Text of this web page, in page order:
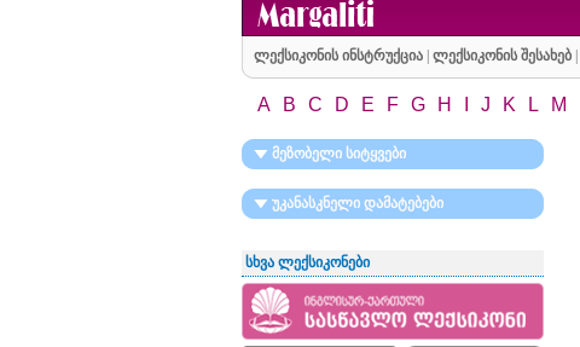
ლექსიკონის ინსტრუქცია| ლექსიკონის შესახებ|
A B C D E F G H J K L M
მეზობელი სიტყვები
უკანასკნელი დამატებები
სხვა ლექსიკონები